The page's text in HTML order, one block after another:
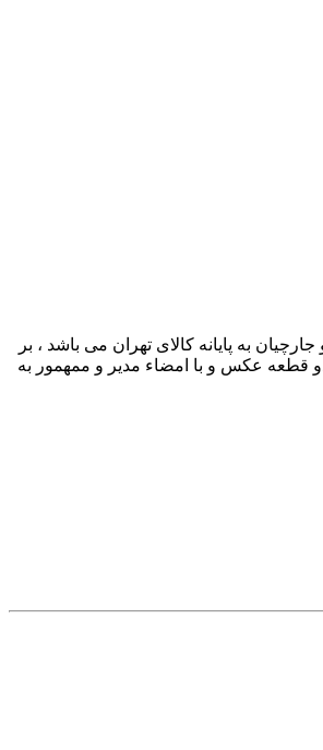
به پایانه کالای تهران می باشد ، بر
ذیل تهیه و به همراه دو قطعه عکس و با امضاء مدیر و ممهمور به